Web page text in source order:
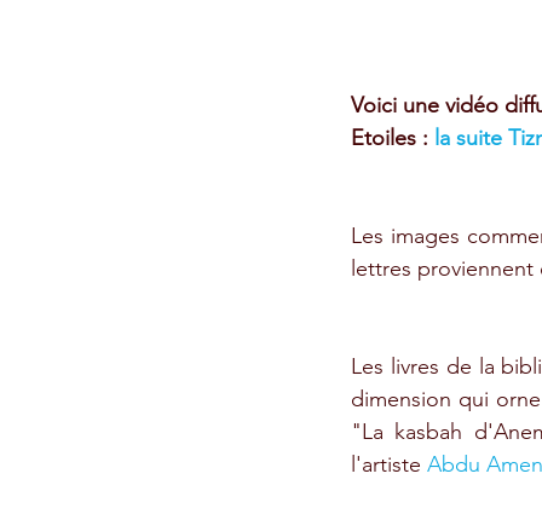
Voici une vidéo
Etoiles : la suite
Les images
lettres
Les livres de la
dimension qui
"La kasbah
l'artiste Abdu